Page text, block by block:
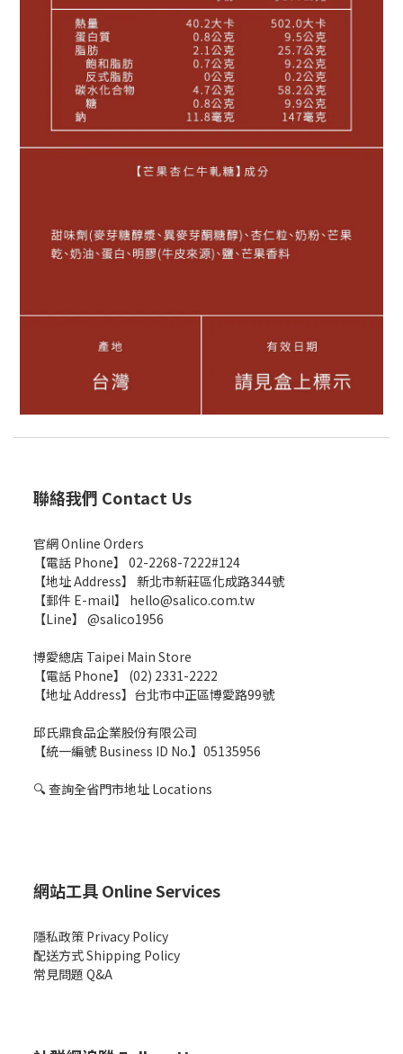
聯絡我們 Contact Us
官網 Online Orders
【電話 Phone】 02-2268-7222#124
【地址 Address】 新北市新莊區化成路344號
【郵件 E-mail】 hello@salico.com.tw
【Line】 @salico1956
博愛總店 Taipei Main Store
【電話 Phone】 (02) 2331-2222
【地址 Address】台北市中正區博愛路99號
邱氏鼎食品企業股份有限公司
【統一編號 Business ID No.】05135956
🔍查詢全省門市地址 Locations
網站工具 Online Services
隱私政策 Privacy Policy
配送方式 Shipping Policy
常見問題 Q&A